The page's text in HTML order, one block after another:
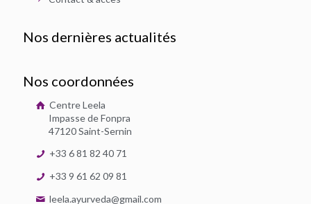
Nos dernières actualités
Nos coordonnées
Centre Leela
Impasse de Fonpra
47120 Saint-Sernin
+33 6 81 82 40 71
+33 9 61 62 09 81
leela.ayurveda@gmail.com